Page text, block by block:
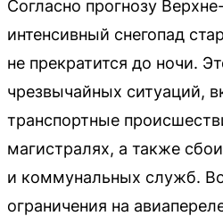
Согласно прогнозу
интенсивный снегопад
не прекратится до ночи.
чрезвычайных ситуаций,
транспортные
магистралях, а также
и коммунальных служб.
ограничения на